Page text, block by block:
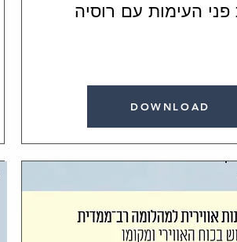
DOWNLOAD